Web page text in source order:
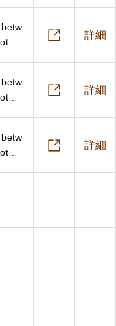
betw
 詳細
betw
 詳細
betw
 詳細